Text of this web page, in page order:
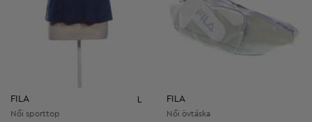
FILA
Női sporttop
FILA
Női övtáska